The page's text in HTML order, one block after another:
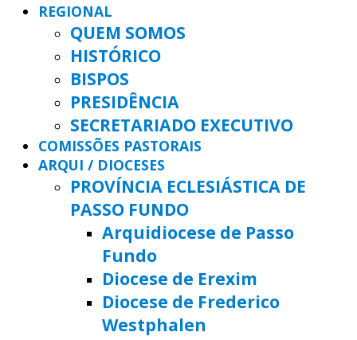
REGIONAL
QUEM SOMOS
HISTÓRICO
BISPOS
PRESIDÊNCIA
SECRETARIADO EXECUTIVO
COMISSÕES PASTORAIS
ARQUI / DIOCESES
PROVÍNCIA ECLESIÁSTICA DE
PASSO FUNDO
Arquidiocese de Passo
Fundo
Diocese de Erexim
Diocese de Frederico
Westphalen